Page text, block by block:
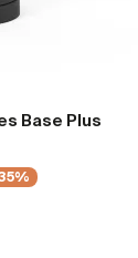
Base Plus